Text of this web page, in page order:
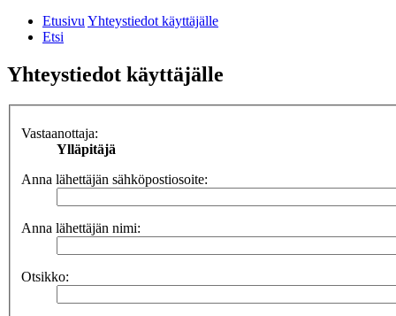
EtusivuYhteystiedot käyttäjälle
Etsi
Yhteystiedot käyttäjälle
Vastaanottaja:
Ylläpitäjä
Anna lähettäjän sähköpostiosoite:
Anna lähettäjän nimi:
Otsikko: